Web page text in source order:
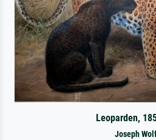
Leoparden,
Joseph